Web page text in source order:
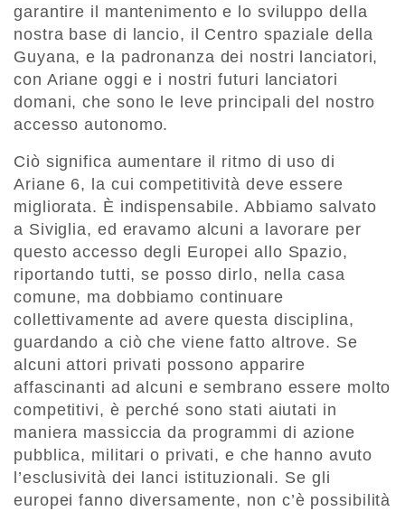
garantire il mantenimento e lo sviluppo della
nostra base di lancio, il Centro spaziale della
Guyana, e la padronanza dei nostri lanciatori,
con Ariane oggi e i nostri futuri lanciatori
domani, che sono le leve principali del nostro
accesso autonomo.
Ciò significa aumentare il ritmo di uso di
Ariane 6, la cui competitività deve essere
migliorata. È indispensabile. Abbiamo salvato
a Siviglia, ed eravamo alcuni a lavorare per
questo accesso degli Europei allo Spazio,
riportando tutti, se posso dirlo, nella casa
comune, ma dobbiamo continuare
collettivamente ad avere questa disciplina,
guardando a ciò che viene fatto altrove. Se
alcuni attori privati possono apparire
affascinanti ad alcuni e sembrano essere molto
competitivi, è perché sono stati aiutati in
maniera massiccia da programmi di azione
pubblica, militari o privati, e che hanno avuto
l’esclusività dei lanci istituzionali. Se gli
europei fanno diversamente, non c’è possibilità